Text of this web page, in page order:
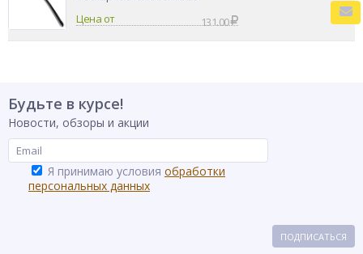
Цена от
131.00
Будьте в курсе!
Новости, обзоры и акции
Я принимаю условия обработки
персональных данных
ПОДПИСАТЬСЯ